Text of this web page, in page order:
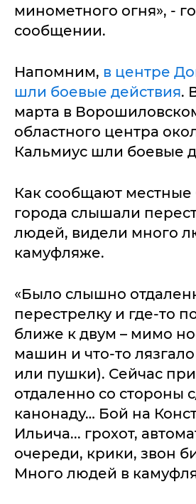
минометного огня», -
сообщении.
Напомним, в центре
шли боевые действия.
марта в
областного центра
Кальмиус шли боевые
Как сообщают
города слышали
людей, видели много
камуфляже.
«Было слышно
перестрелку и где-то
ближе к двум – мимо
машин и что-то
или пушки). Сейчас
отдаленно со стороны
канонаду… Бой на
Ильича... грохот,
очереди, крики, звон
Много людей в